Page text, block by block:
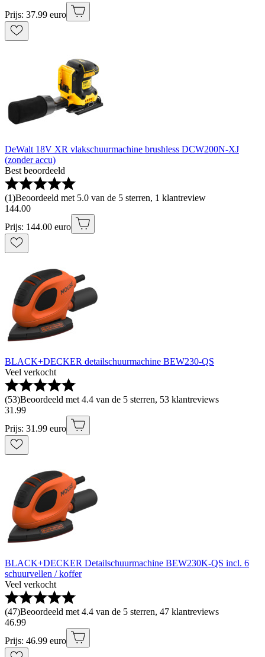
Prijs: 37.99 euro
DeWalt 18V XR vlakschuurmachine brushless DCW200N-XJ
(zonder accu)
Best beoordeeld
(1)Beoordeeld met 5.0 van de 5 sterren, 1 klantreview
144.00
Prijs: 144.00 euro
BLACK+DECKER detailschuurmachine BEW230-QS
Veel verkocht
(53)Beoordeeld met 4.4 van de 5 sterren, 53 klantreviews
31 .99
Prijs: 31.99 euro
BLACK+DECKER Detailschuurmachine BEW230K-QS incl. 6
schuurvellen / koffer
Veel verkocht
(47)Beoordeeld met 4.4 van de 5 sterren, 47 klantreviews
46.99
Prijs: 46.99 euro